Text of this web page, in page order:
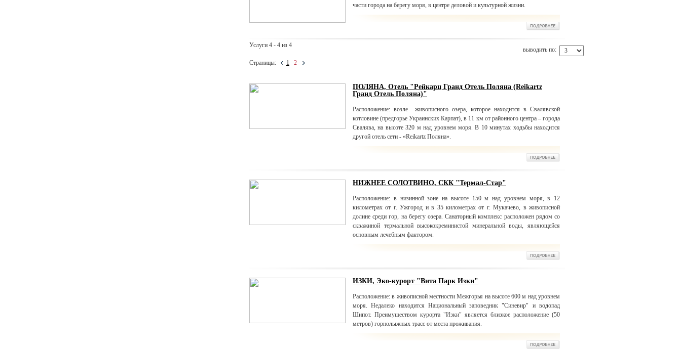
части города на берегу моря, в центре деловой и культурной жизни.
Услуги 4 - 4 из 4
Страницы: 1 2
выводить по:
ПОЛЯНА, Отель "Рейкарц Гранд Отель Поляна (Reikartz
Гранд Отель Поляна)"
Расположение: возле живописного озера, которое находится в Свалявской
котловине (предгорье Украинских Карпат), в 11 км от районного центра – города
Свалява, на высоте 320 м над уровнем моря. В 10 минутах ходьбы находится
другой отель сети - «Reikartz Поляна».
НИЖНЕЕ СОЛОТВИНО, СКК "Термал-Стар"
Расположение: в низинной зоне на высоте 150 м над уровнем моря, в 12
километрах от г. Ужгород и в 35 километрах от г. Мукачево, в живописной
долине среди гор, на берегу озера. Санаторный комплекс расположен рядом со
скважиной термальной высококреминистой минеральной воды, являющейся
основным лечебным фактором.
ИЗКИ, Эко-курорт "Вита Парк Изки"
Расположение: в живописной местности Межгорья на высоте 600 м над уровнем
моря. Недалеко находится Национальный заповедник "Синевир" и водопад
Шипот. Преимуществом курорта "Изки" является близкое расположение (50
метров) горнолыжных трасс от места проживания.